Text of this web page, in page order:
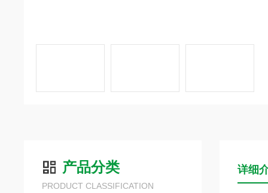
产品分类
PRODUCT CLASSIFICATION
详细